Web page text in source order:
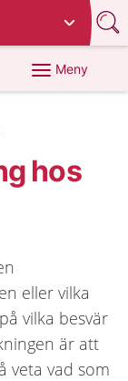
Meny
hos
eller vilka
vilka besvär
är att
veta vad som